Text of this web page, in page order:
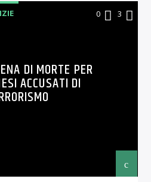
0 3
DI MORTE PER
ACCUSATI DI